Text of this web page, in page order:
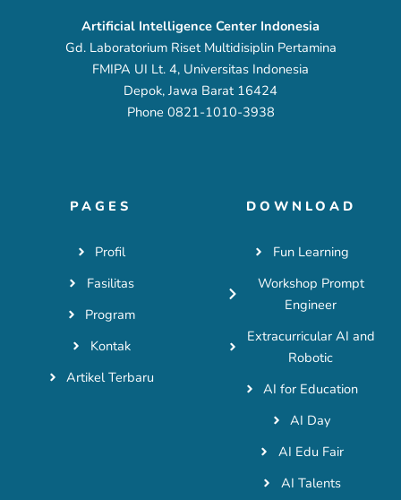
Artificial Intelligence Center Indonesia
Gd. Laboratorium Riset Multidisiplin Pertamina
FMIPA UI Lt. 4, Universitas Indonesia
Depok, Jawa Barat 16424
Phone 0821-1010-3938
PAGES
Profil
Fasilitas
Program
Kontak
Artikel Terbaru
DOWNLOAD
Fun Learning
Workshop Prompt
Engineer
Extracurricular AI and
Robotic
AI for Education
AI Day
AI Edu Fair
AI Talents